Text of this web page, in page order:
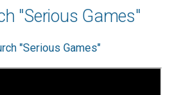
"Serious Games"
"Serious Games"